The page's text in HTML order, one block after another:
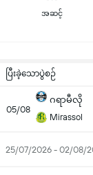
အဆင့်
ပြီးခဲ့သောပွဲစဉ်
05/08
ဂရာမီလို
Mirassol
25/07/2026 - 02/08/